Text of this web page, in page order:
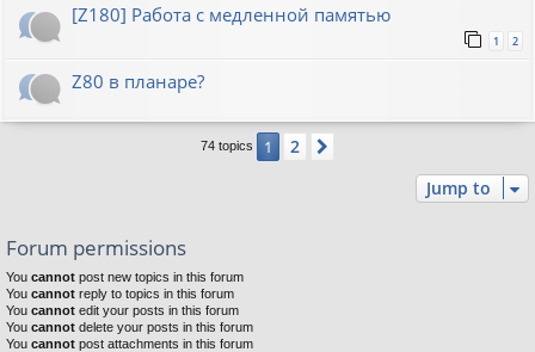
[Z180] Работа с медленной памятью
1 2
Z80 в планаре?
74 topics 1 2
Jump to
Forum permissions
You cannot post new topics in this forum
You cannot reply to topics in this forum
You cannot edit your posts in this forum
You cannot delete your posts in this forum
You cannot post attachments in this forum